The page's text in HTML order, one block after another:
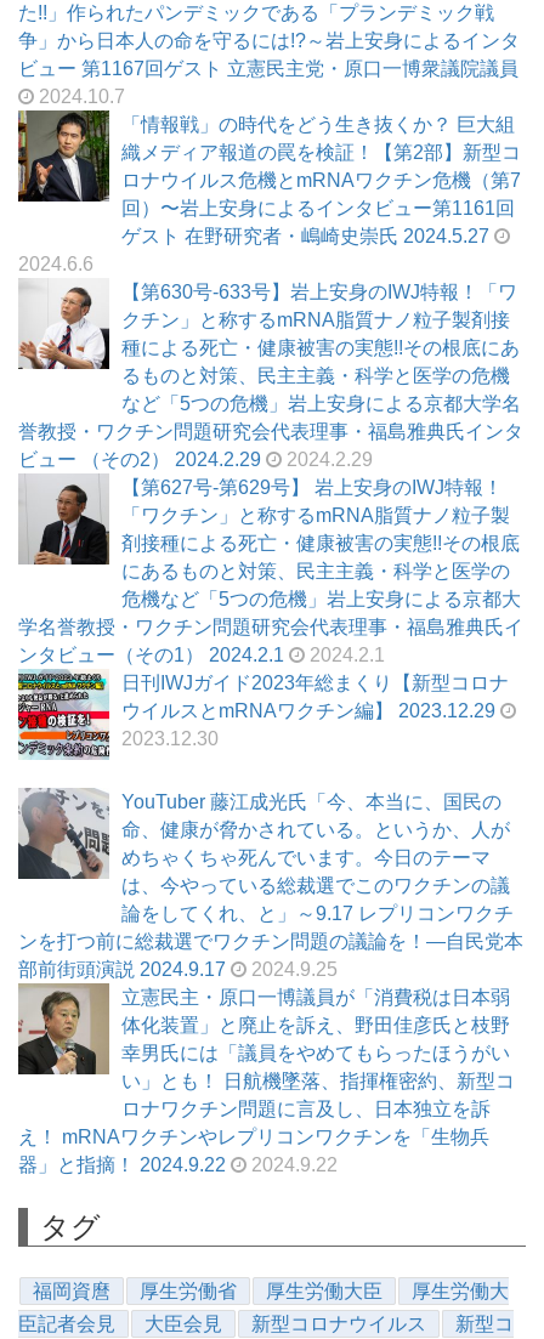
た!!」作られたパンデミックである「プランデミック戦
争」から日本人の命を守るには!?～岩上安身によるインタ
ビュー 第1167回ゲスト 立憲民主党・原口一博衆議院議員
2024.10.7
「情報戦」の時代をどう生き抜くか？ 巨大組
織メディア報道の罠を検証！【第2部】新型コ
ロナウイルス危機とmRNAワクチン危機（第7
回）〜岩上安身によるインタビュー第1161回
ゲスト 在野研究者・嶋崎史崇氏 2024.5.27
2024.6.6
【第630号-633号】岩上安身のIWJ特報！「ワ
クチン」と称するmRNA脂質ナノ粒子製剤接
種による死亡・健康被害の実態!!その根底にあ
るものと対策、民主主義・科学と医学の危機
など「5つの危機」岩上安身による京都大学名
誉教授・ワクチン問題研究会代表理事・福島雅典氏インタ
ビュー （その2） 2024.2.29
2024.2.29
【第627号-第629号】 岩上安身のIWJ特報！
「ワクチン」と称するmRNA脂質ナノ粒子製
剤接種による死亡・健康被害の実態!!その根底
にあるものと対策、民主主義・科学と医学の
危機など「5つの危機」岩上安身による京都大
学名誉教授・ワクチン問題研究会代表理事・福島雅典氏イ
ンタビュー（その1） 2024.2.1
2024.2.1
日刊IWJガイド2023年総まくり【新型コロナ
ウイルスとmRNAワクチン編】 2023.12.29
2023.12.30
YouTuber 藤江成光氏「今、本当に、国民の
命、健康が脅かされている。というか、人が
めちゃくちゃ死んでいます。今日のテーマ
は、今やっている総裁選でこのワクチンの議
論をしてくれ、と」～9.17 レプリコンワクチ
ンを打つ前に総裁選でワクチン問題の議論を！―自民党本
部前街頭演説 2024.9.17
2024.9.25
立憲民主・原口一博議員が「消費税は日本弱
体化装置」と廃止を訴え、野田佳彦氏と枝野
幸男氏には「議員をやめてもらったほうがい
い」とも！ 日航機墜落、指揮権密約、新型コ
ロナワクチン問題に言及し、日本独立を訴
え！ mRNAワクチンやレプリコンワクチンを「生物兵
器」と指摘！ 2024.9.22
2024.9.22
タグ
福岡資麿 厚生労働省 厚生労働大臣
厚生労働大
臣記者会見
大臣会見 新型コロナウイルス
新型コ